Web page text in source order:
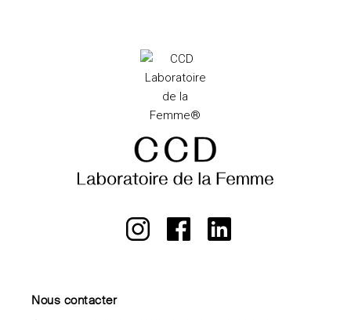
Nous contacter